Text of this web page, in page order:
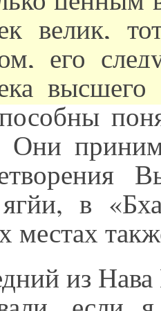
велик,
его
высшего
Они
в
местах
из